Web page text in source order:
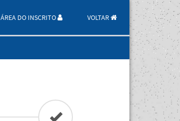
ÁREA DO INSCRITO VOLTAR